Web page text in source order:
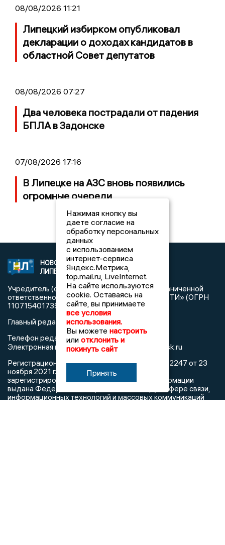
08/08/2026 11:21
Липецкий избирком опубликовал
декларации о доходах кандидатов в
областной Совет депутатов
08/08/2026 07:27
Два человека пострадали от падения
БПЛА в Задонске
07/08/2026 17:16
В Липецке на АЗС вновь появились
огромные очереди
НОВОСТИ
ЛИПЕЦКА
2021 © NEWSLIPETSK.RU | СИ
«Новости Липецка»
Учредитель (соучредители): Общество с ограниченной
ответственностью «РЕГИОНАЛЬНЫЕ НОВОСТИ» (ОГРН
1107154017354)
Главный редактор: Герцог Е.Г.
Телефон редакции: +7 903 699 9427
Электронная почта редакции:info@newslipetsk.ru
Регистрационный номер: серия Эл № ФС77-82247 от 23
ноября 2021 г. согласно выписке из реестра
зарегистрированных средств массовой информации
выдана Федеральной службой по надзору в сфере связи,
информационных технологий и массовых коммуникаций
Нажимая кнопку вы
даете согласие на
обработку персональных
данных
с использованием
интернет-сервиса
Яндекс.Метрика,
top.mail.ru, LiveInternet.
На сайте используются
cookie. Оставаясь на
сайте, вы принимаете
все условия
использования.
Вы можете настроить
или отклонить и
покинуть сайт
Принять